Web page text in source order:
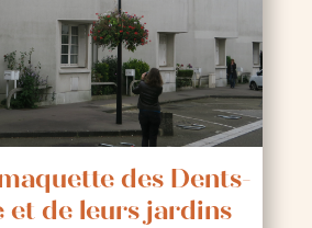
des Dents-
et de leurs jardins